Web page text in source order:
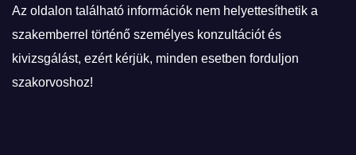
Az oldalon található információk nem helyettesíthetik a
szakemberrel történő személyes konzultációt és
kivizsgálást, ezért kérjük, minden esetben forduljon
szakorvoshoz!